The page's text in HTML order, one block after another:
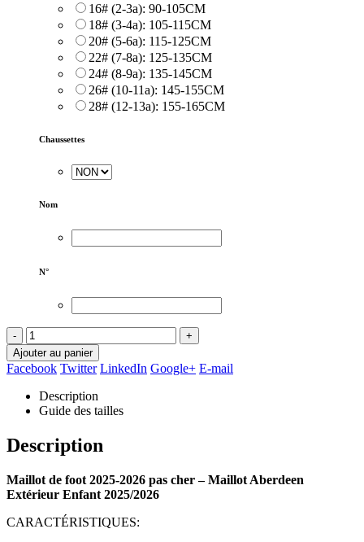
16# (2-3a): 90-105CM
18# (3-4a): 105-115CM
20# (5-6a): 115-125CM
22# (7-8a): 125-135CM
24# (8-9a): 135-145CM
26# (10-11a): 145-155CM
28# (12-13a): 155-165CM
Chaussettes
Nom
N°
-
+
Ajouter au panier
Facebook Twitter LinkedIn Google+ E-mail
Description
Guide des tailles
Description
Maillot de foot 2025-2026 pas cher – Maillot Aberdeen
Extérieur Enfant 2025/2026
CARACTÉRISTIQUES: